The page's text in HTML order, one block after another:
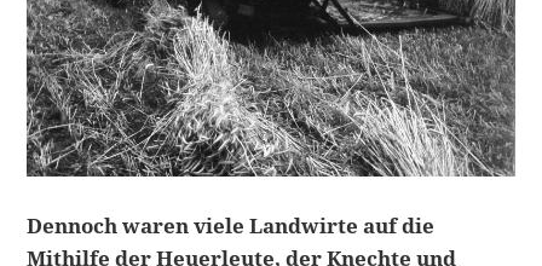
Dennoch waren viele Landwirte auf die
Mithilfe der Heuerleute, der Knechte und